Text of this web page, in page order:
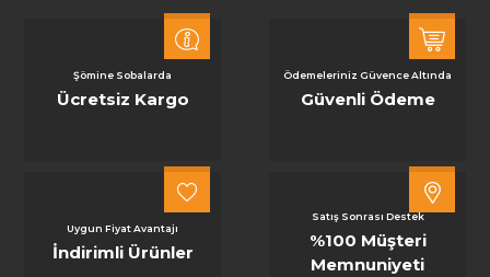
Şömine Sobalarda
Ücretsiz Kargo
Ödemeleriniz Güvence Altında
Güvenli Ödeme
Uygun Fiyat Avantajı
İndirimli Ürünler
Satış Sonrası Destek
%100 Müşteri
Memnuniyeti